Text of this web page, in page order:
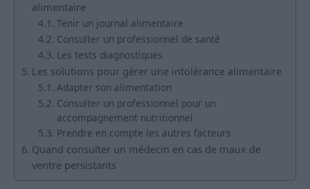
alimentaire
Tenir un journal alimentaire
Consulter un professionnel de santé
Les tests diagnostiques
Les solutions pour gérer une intolérance alimentaire
Adapter son alimentation
Consulter un professionnel pour un
accompagnement nutritionnel
Prendre en compte les autres facteurs
Quand consulter un médecin en cas de maux de
ventre persistants